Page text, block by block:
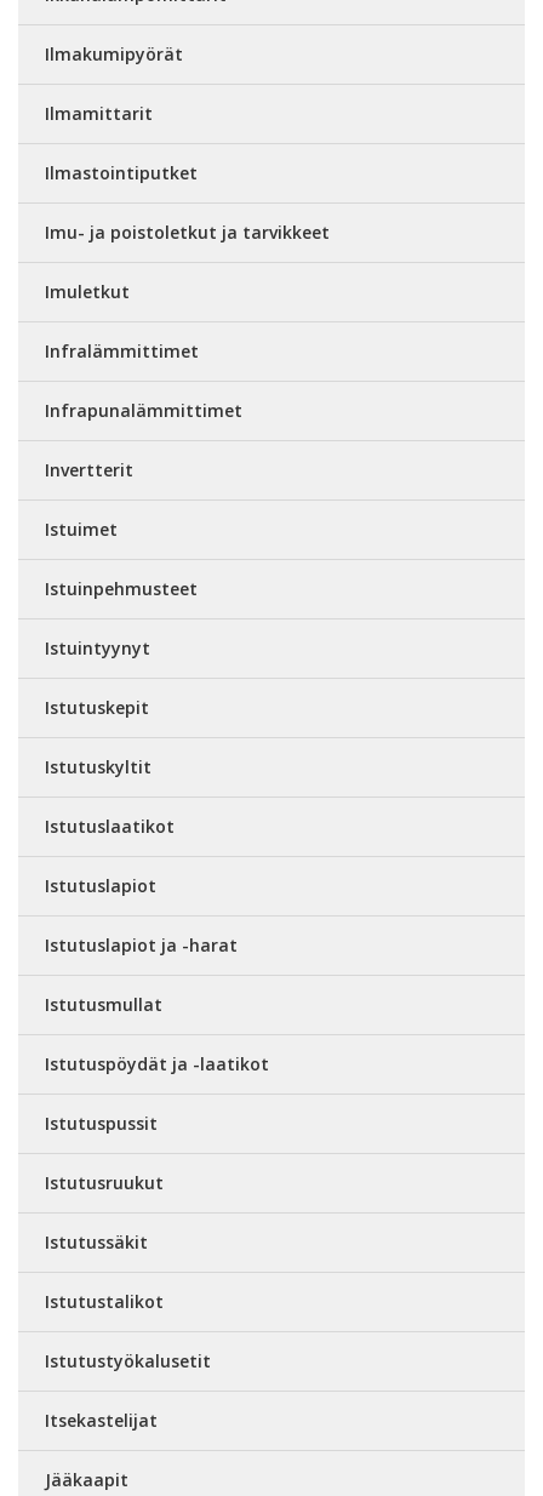
Ilmakumipyörät
Ilmamittarit
Ilmastointiputket
Imu- ja poistoletkut ja tarvikkeet
Imuletkut
Infralämmittimet
Infrapunalämmittimet
Invertterit
Istuimet
Istuinpehmusteet
Istuintyynyt
Istutuskepit
Istutuskyltit
Istutuslaatikot
Istutuslapiot
Istutuslapiot ja -harat
Istutusmullat
Istutuspöydät ja -laatikot
Istutuspussit
Istutusruukut
Istutussäkit
Istutustalikot
Istutustyökalusetit
Itsekastelijat
Jääkaapit